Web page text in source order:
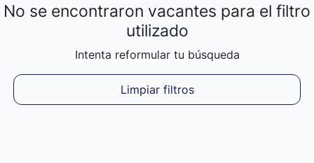
Cargando resultados...
No se encontraron vacantes para el filtro
utilizado
Intenta reformular tu búsqueda
Limpiar filtros